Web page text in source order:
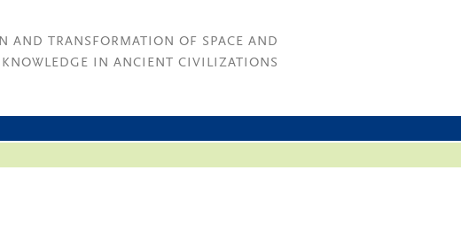
AND TRANSFORMATION OF SPACE AND
KNOWLEDGE IN ANCIENT CIVILIZATIONS